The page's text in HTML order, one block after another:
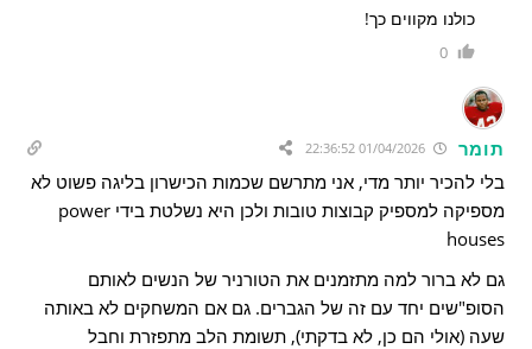
כולנו מקווים כך!
0
תומר 01/04/2026 22:36:52
בלי להכיר יותר מדי, אני מתרשם שכמות הכישרון בליגה פשוט לא
מספיקה למספיק קבוצות טובות ולכן היא נשלטת בידי power
houses
גם לא ברור למה מתזמנים את הטורניר של הנשים לאותם
הסופ"שים יחד עם זה של הגברים. גם אם המשחקים לא באותה
שעה (אולי הם כן, לא בדקתי), תשומת הלב מתפזרת וחבל